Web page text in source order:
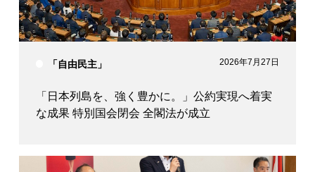
「自由民主」 2026年7月27日
「日本列島を、強く豊かに。」公約実現へ着実
な成果 特別国会閉会 全閣法が成立